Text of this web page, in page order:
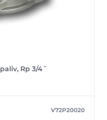
Rp 3/4˝
V72P20020